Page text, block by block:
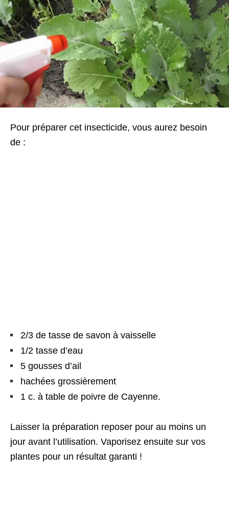
Pour préparer cet insecticide, vous aurez besoin
de :
2/3 de tasse de savon à vaisselle
1/2 tasse d’eau
5 gousses d’ail
hachées grossièrement
1 c. à table de poivre de Cayenne.
Laisser la préparation reposer pour au moins un
jour avant l’utilisation. Vaporisez ensuite sur vos
plantes pour un résultat garanti !